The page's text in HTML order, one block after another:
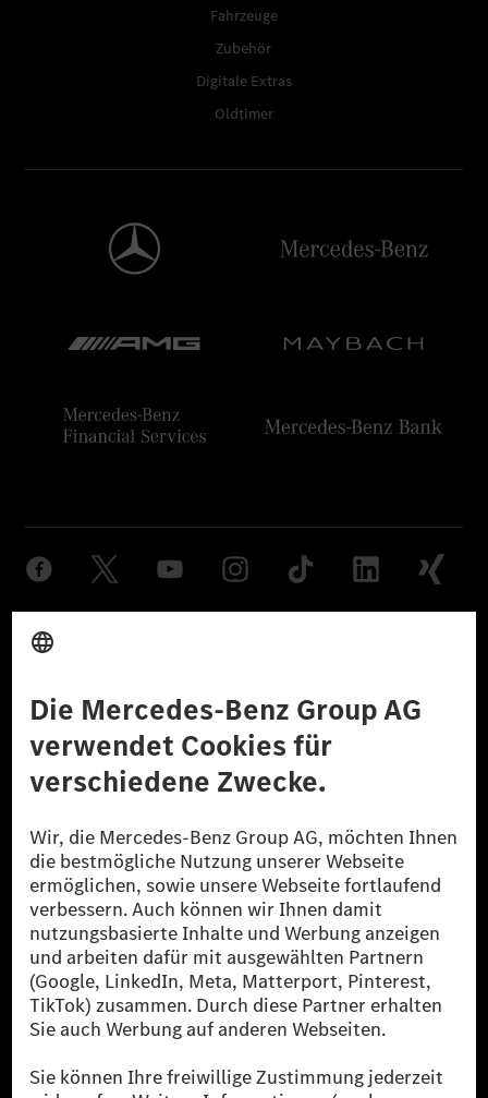
Fahrzeuge
Zubehör
Digitale Extras
Oldtimer
© 2026 Mercedes-Benz Group AG. Alle Rechte vorbehalten.
reduzierte CO₂-Emissionen bei der Mercedes-Benz Group durch
zertifizierte Ausgleichsprojekte kompensiert werden.
[2] Renewable Charging ist ein integraler Bestandteil von MB.CHARGE
Public in Europa, den USA, Kanada und China. Sofern an der jeweiligen
Ladestation noch kein Strom aus erneuerbaren Energien vorliegt,
verwendet Renewable Charging Grünstromzertifikate*. Diese stellen
sicher, dass für Ladevorgänge über MB.CHARGE Public eine äquivalente
Strommenge aus erneuerbaren Energien ins Stromnetz eingespeist wird.
Sie stammen ausschließlich aus Wind- und Solarkraftanlagen, die jünger
als sechs Jahre sind.
* Inkl. EKOenergy Ökolabel
* Die angegebenen Werte wurden nach dem vorgeschriebenen
Messverfahren WLTP (Worldwide harmonised Light vehicles Test